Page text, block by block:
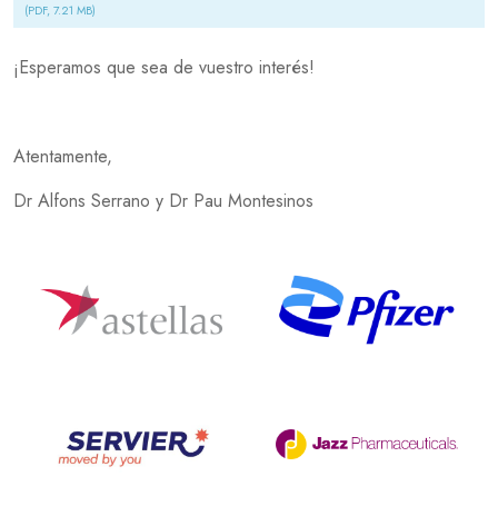
(PDF, 7.21 MB)
¡Esperamos que sea de vuestro interés!
Atentamente,
Dr Alfons Serrano y Dr Pau Montesinos